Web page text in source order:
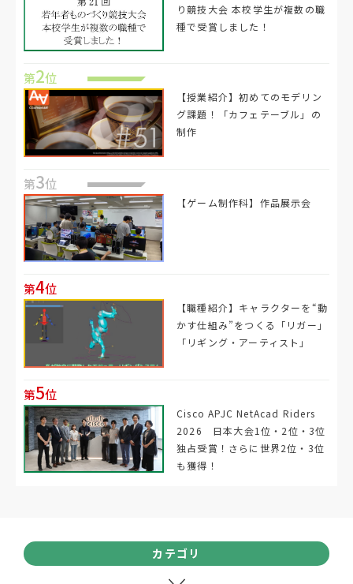
カテゴリ
り競技大会 本校学生が複数の職
種で受賞しました！
第2位
【授業紹介】初めてのモデリン
グ課題！「カフェテーブル」の
制作
第3位
【ゲーム制作科】作品展示会
第4位
【職種紹介】キャラクターを“動
かす仕組み”をつくる「リガー」
「リギング・アーティスト」
第5位
Cisco APJC NetAcad Riders
2026 日本大会1位・2位・3位
独占受賞！さらに世界2位・3位
も獲得！